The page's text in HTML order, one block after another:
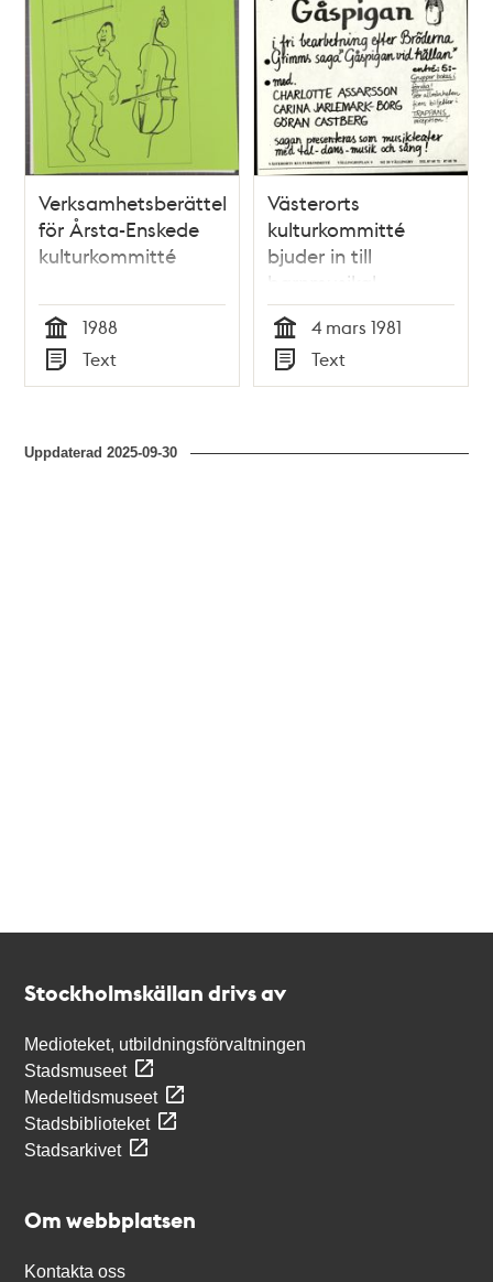
Verksamhetsberättelse
för Årsta-Enskede
kulturkommitté
Tid
1988
Typ
Text
Västerorts
kulturkommitté
bjuder in till
barnmusikal
Tid
4 mars 1981
Typ
Text
Uppdaterad2025-09-30
Stockholmskällan drivs av
Medioteket, utbildningsförvaltningen
Stadsmuseet
Medeltidsmuseet
Stadsbiblioteket
Stadsarkivet
Om webbplatsen
Kontakta oss